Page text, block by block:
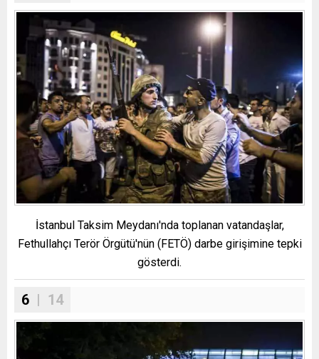
İstanbul Taksim Meydanı'nda toplanan vatandaşlar,
Fethullahçı Terör Örgütü'nün (FETÖ) darbe girişimine tepki
gösterdi.
6 | 14